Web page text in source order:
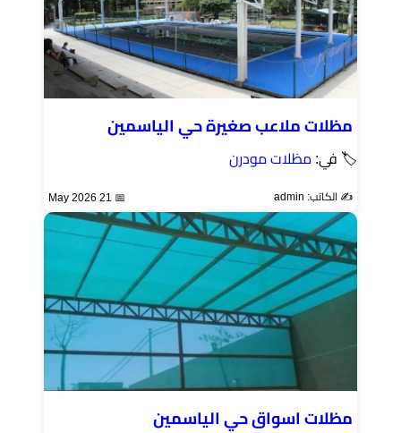
مظلات ملاعب صغيرة حي الياسمين
🏷 في: مظلات مودرن
✍️ الكاتب: admin 📅 21 May 2026
مظلات اسواق حي الياسمين